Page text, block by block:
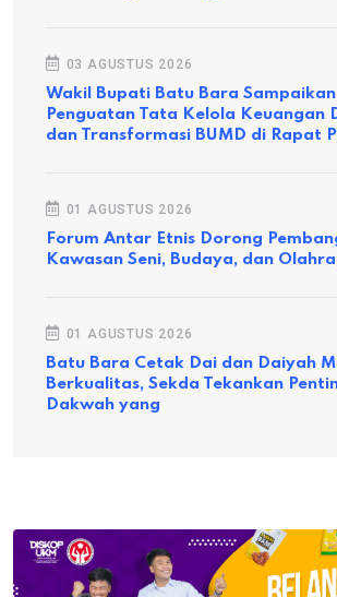
03 AGUSTUS 2026
Wakil Bupati Batu Bara
Penguatan Tata Kelola Keuangan
dan Transformasi BUMD di Rapat
01 AGUSTUS 2026
Forum Antar Etnis Dorong
Kawasan Seni, Budaya, dan
01 AGUSTUS 2026
Batu Bara Cetak Dai dan Daiyah
Berkualitas, Sekda Tekankan
Dakwah yang